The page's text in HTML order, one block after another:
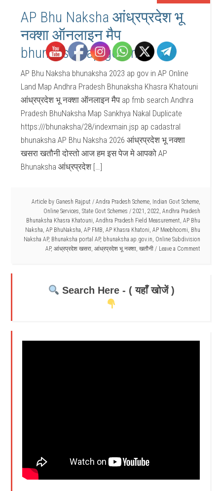
AP Bhu Naksha आंध्रप्रदेश भू
नक्शा ऑनलाइन मैप
bhunaksha.ap.gov.in
AP Bhu Naksha bhunaksha 2023 ap gov in AP Online
Land Map Andhra Pradesh Bhunaksha Khasra Khatouni
आंध्रप्रदेश भू नक्शा ऑनलाइन मैप ap fmb search Andhra
Pradesh BhuNaksha Map Sankhya Nakal Duplicate
https:///bhunaksha/28/indexmain.jsp ap cadastral
bhunaksha AP Bhu Naksha 2026 आंध्रप्रदेश भू नक्शा
खसरा खतौनी दोस्तो आज हम इस पेज मे आपको AP
Bhunaksha आंध्रप्रदेश […]
Article by Ganesh Rajput / Andra Pradesh Scheme, Indian Govt Scheme,
Online Services, State Govt Schemes / 2021 , 2022, Andhra Pradesh
Bhunaksha Khasra Khatouni, Andhra Pradesh Field Measurement, AP Bhu
Naksha, AP BhuNaksha, AP FMB, AP Khasra Khatoni, AP Meebhoomi, Bhu
Naksha AP, Bhunaksha portal AP, bhunaksha.ap.gov.in, Online Subdivision
AP, आंध्रप्रदेश खसरा, आंध्रप्रदेश भू नक्शा, खतौनी Leave a Comment
Search Here - ( यहाँ खोजें )